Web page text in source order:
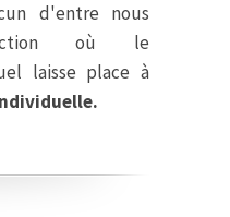
d'entre nous
où le
laisse place à